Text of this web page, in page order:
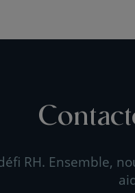
RH. Ensemble,